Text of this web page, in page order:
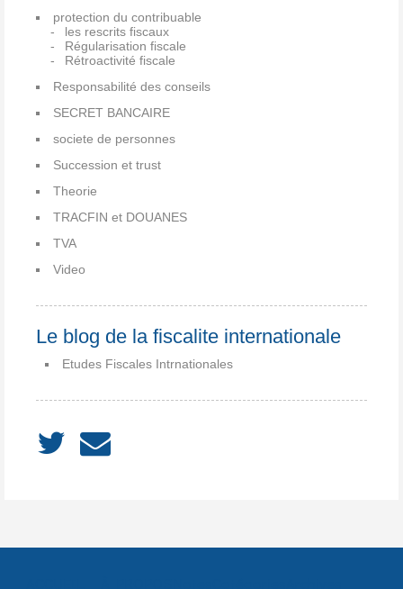
protection du contribuable
les rescrits fiscaux
Régularisation fiscale
Rétroactivité fiscale
Responsabilité des conseils
SECRET BANCAIRE
societe de personnes
Succession et trust
Theorie
TRACFIN et DOUANES
TVA
Video
Le blog de la fiscalite internationale
Etudes Fiscales Intrnationales